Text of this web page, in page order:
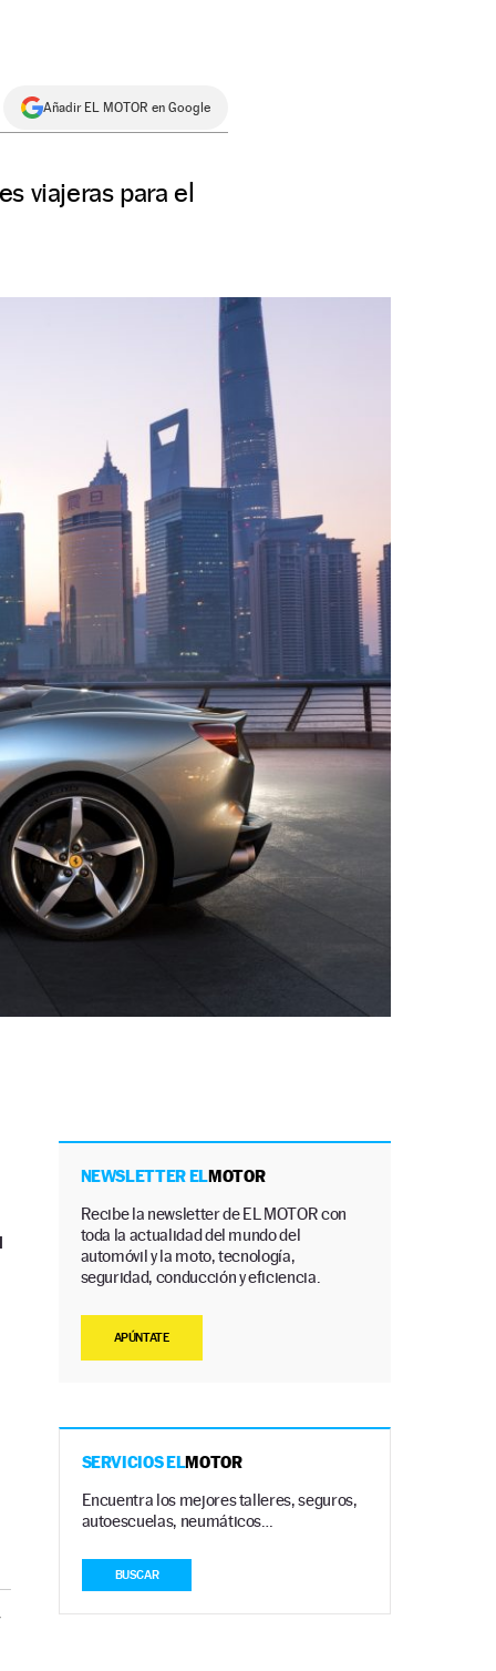
Añadir EL MOTOR en Google
viajeras para el
NEWSLETTER ELMOTOR
Recibe la newsletter de EL MOTOR con
toda la actualidad del mundo del
automóvil y la moto, tecnología,
seguridad, conducción y eficiencia.
APÚNTATE
SERVICIOS ELMOTOR
Encuentra los mejores talleres, seguros,
autoescuelas, neumáticos…
BUSCAR